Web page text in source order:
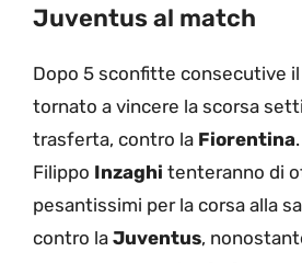
Juventus al match
Dopo 5 sconfitte consecutive il
tornato a vincere la scorsa
trasferta, contro la Fiorentina
Filippo Inzaghi tenteranno di
pesantissimi per la corsa alla
contro la Juventus,